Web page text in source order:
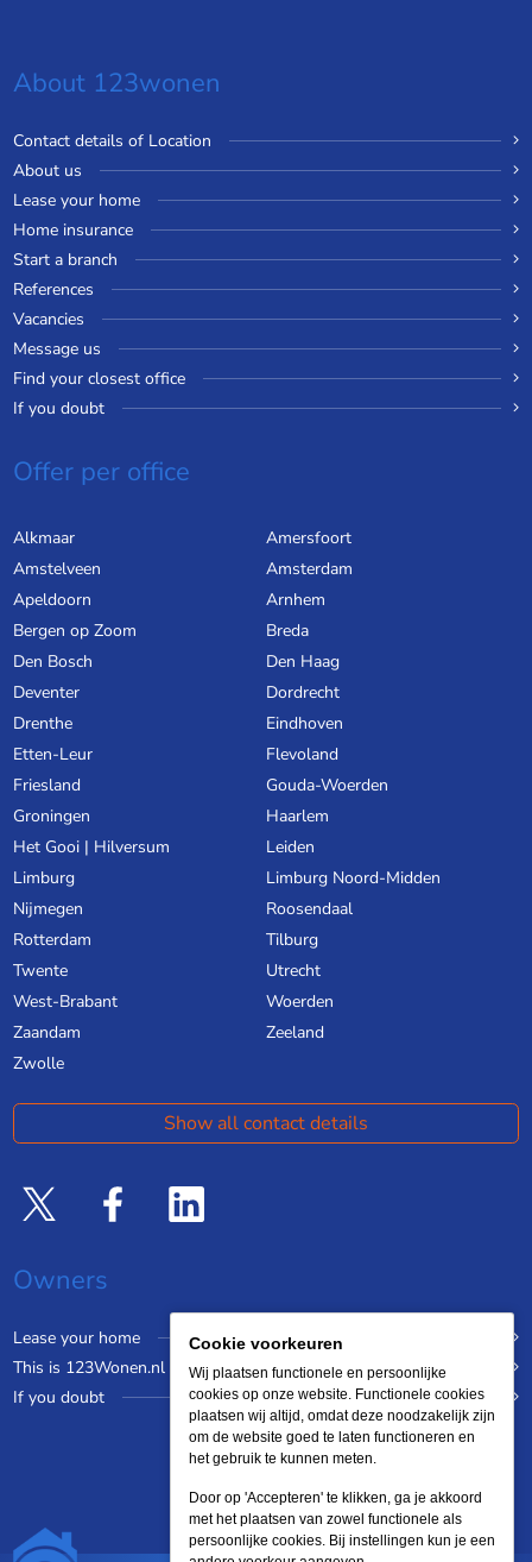
About 123wonen
Contact details of Location
About us
Lease your home
Home insurance
Start a branch
References
Vacancies
Message us
Find your closest office
If you doubt
Offer per office
Alkmaar
Amersfoort
Amstelveen
Amsterdam
Apeldoorn
Arnhem
Bergen op Zoom
Breda
Den Bosch
Den Haag
Deventer
Dordrecht
Drenthe
Eindhoven
Etten-Leur
Flevoland
Friesland
Gouda-Woerden
Groningen
Haarlem
Het Gooi | Hilversum
Leiden
Limburg
Limburg Noord-Midden
Nijmegen
Roosendaal
Rotterdam
Tilburg
Twente
Utrecht
West-Brabant
Woerden
Zaandam
Zeeland
Zwolle
Show all contact details
Owners
Lease your home
This is 123Wonen.nl
If you doubt
Cookie voorkeuren
Wij plaatsen functionele en persoonlijke
cookies op onze website. Functionele cookies
plaatsen wij altijd, omdat deze noodzakelijk zijn
om de website goed te laten functioneren en
het gebruik te kunnen meten.
Door op 'Accepteren' te klikken, ga je akkoord
met het plaatsen van zowel functionele als
persoonlijke cookies. Bij instellingen kun je een